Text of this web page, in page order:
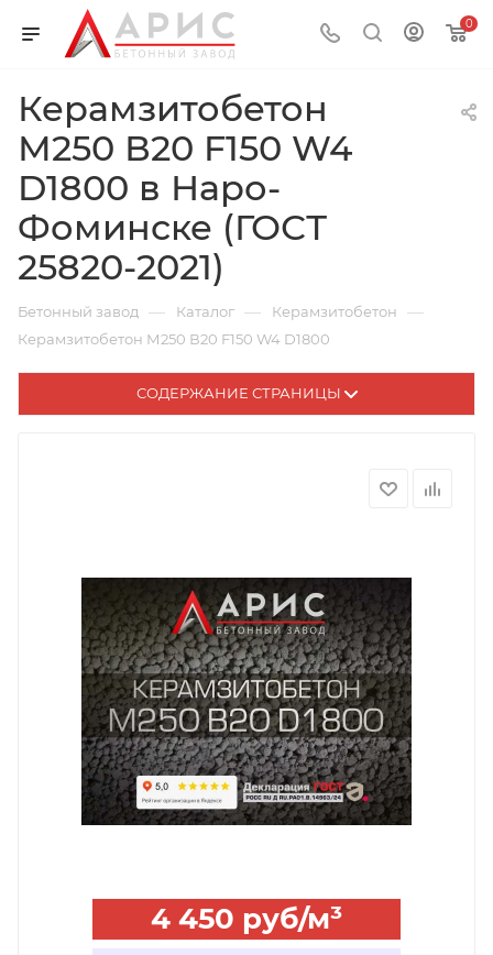
0
Керамзитобетон
М250 В20 F150 W4
D1800 в Наро-
Фоминске (ГОСТ
25820-2021)
Бетонный завод — Каталог — Керамзитобетон —
Керамзитобетон М250 В20 F150 W4 D1800
СОДЕРЖАНИЕ СТРАНИЦЫ
4 450 руб/м³